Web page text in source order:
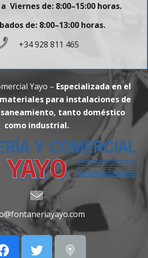
Viernes de: 8:00–15:00 horas.
de: 8:00–13:00 horas.
+34 928 811 465
Yayo – Especializada en el
para instalaciones de
tanto doméstico
como industrial.